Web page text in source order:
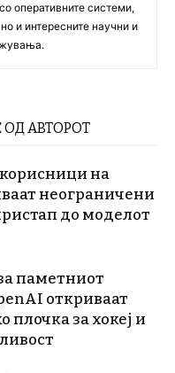
оперативните системи,
и интересните научни и
ОД АВТОРОТ
на
неограничени
до моделот
паметниот
откриваат
плочка за хокеј и